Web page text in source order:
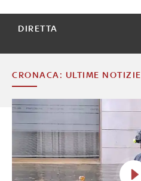
DIRETTA
CRONACA: ULTIME NOTIZIE